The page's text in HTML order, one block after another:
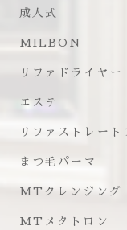
成人式
MILBON
リファドライヤー
エステ
リファストレート
まつ毛パーマ
MTクレンジング
MTメタトロン